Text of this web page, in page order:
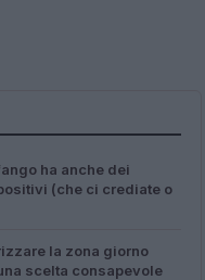
ha anche dei
(che ci crediate o
la zona giorno
scelta consapevole